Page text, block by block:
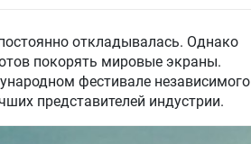
откладывалась. Однако
покорять мировые экраны.
фестивале независимого
представителей индустрии.